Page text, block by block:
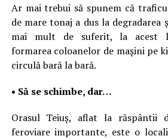
Ar mai trebui să spunem că
de mare tonaj a dus la degradarea
mai mult de suferit, la acest
formarea coloanelor de mașini pe
circulă bară la bară.
• Să se schimbe, dar…
Orasul Teiuș, aflat la răspântii
feroviare importante, este o